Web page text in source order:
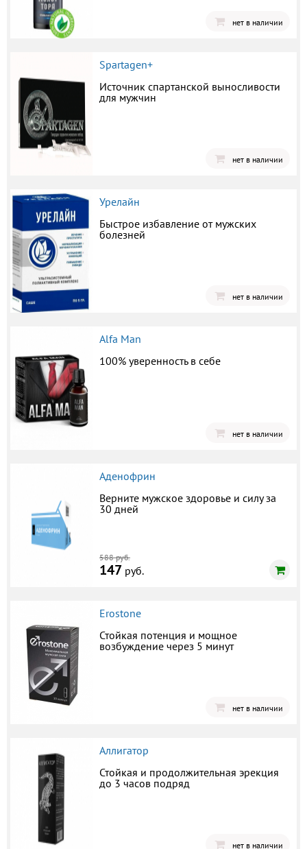
нет в наличии
Spartagen+
Источник спартанской выносливости
для мужчин
нет в наличии
Урелайн
Быстрое избавление от мужских
болезней
нет в наличии
Alfa Man
100% уверенность в себе
нет в наличии
Аденофрин
Верните мужское здоровье и силу за
30 дней
588 руб.
147 руб.
Erostone
Стойкая потенция и мощное
возбуждение через 5 минут
нет в наличии
Аллигатор
Стойкая и продолжительная эрекция
до 3 часов подряд
нет в наличии